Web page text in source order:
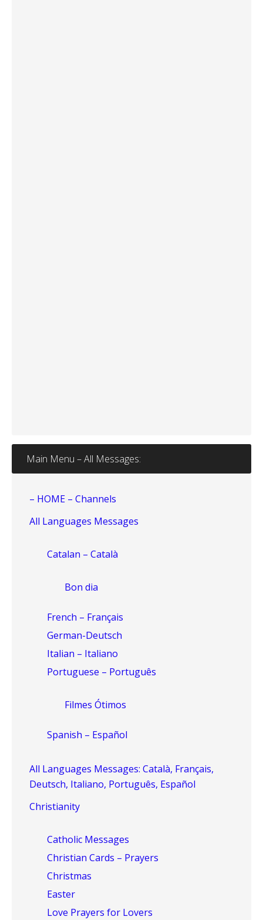
Main Menu – All Messages:
– HOME – Channels
All Languages Messages
Catalan – Català
Bon dia
French – Français
German-Deutsch
Italian – Italiano
Portuguese – Português
Filmes Ótimos
Spanish – Español
All Languages Messages: Català, Français,
Deutsch, Italiano, Português, Español
Christianity
Catholic Messages
Christian Cards – Prayers
Christmas
Easter
Love Prayers for Lovers